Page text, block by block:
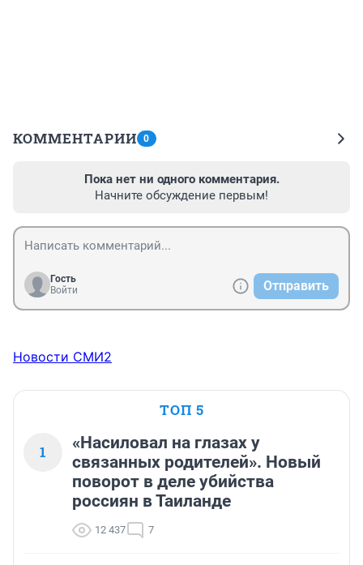
КОММЕНТАРИИ 0
Пока нет ни одного комментария.
Начните обсуждение первым!
Гость
Войти
Отправить
Новости СМИ2
ТОП 5
1
«Насиловал на глазах у
связанных родителей». Новый
поворот в деле убийства
россиян в Таиланде
12 437 7